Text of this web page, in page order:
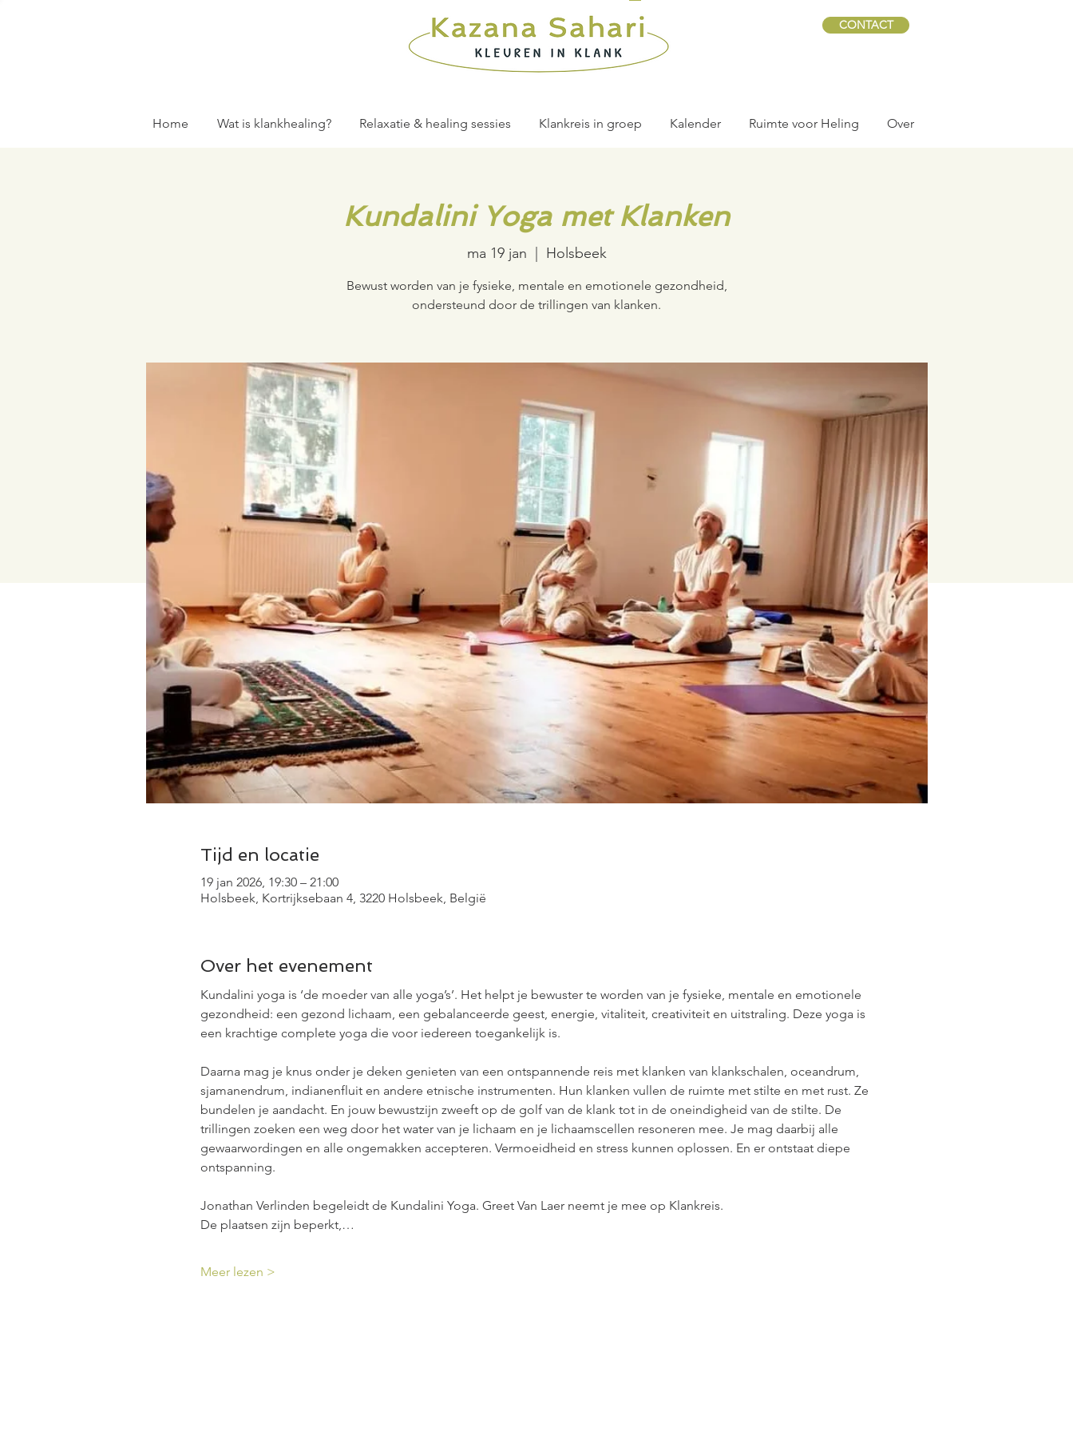
CONTACT
Home Wat is klankhealing? Relaxatie & healing sessies Klankreis in groep Kalender Ruimte voor Heling Over
Kundalini Yoga met Klanken
ma 19 jan Holsbeek
Bewust worden van je fysieke, mentale en emotionele gezondheid,
ondersteund door de trillingen van klanken.
Tijd en locatie
19 jan 2026, 19:30 – 21:00
Holsbeek, Kortrijksebaan 4, 3220 Holsbeek, België
Over het evenement
Kundalini yoga is ‘de moeder van alle yoga’s’. Het helpt je bewuster te worden van je fysieke, mentale en emotionele
gezondheid: een gezond lichaam, een gebalanceerde geest, energie, vitaliteit, creativiteit en uitstraling. Deze yoga is
een krachtige complete yoga die voor iedereen toegankelijk is.
Daarna mag je knus onder je deken genieten van een ontspannende reis met klanken van klankschalen, oceandrum,
sjamanendrum, indianenfluit en andere etnische instrumenten. Hun klanken vullen de ruimte met stilte en met rust. Ze
bundelen je aandacht. En jouw bewustzijn zweeft op de golf van de klank tot in de oneindigheid van de stilte. De
trillingen zoeken een weg door het water van je lichaam en je lichaamscellen resoneren mee. Je mag daarbij alle
gewaarwordingen en alle ongemakken accepteren. Vermoeidheid en stress kunnen oplossen. En er ontstaat diepe
ontspanning.
Jonathan Verlinden begeleidt de Kundalini Yoga. Greet Van Laer neemt je mee op Klankreis.
De plaatsen zijn beperkt,…
Meer lezen >